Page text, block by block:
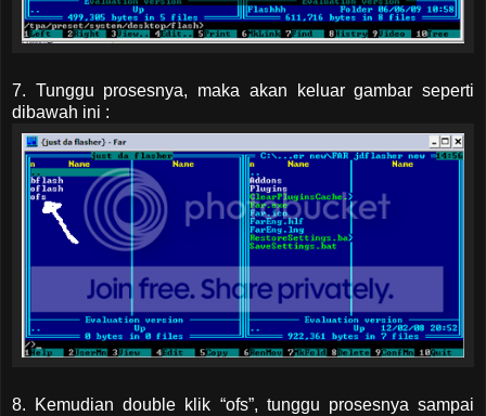
7. Tunggu prosesnya, maka akan keluar gambar seperti
dibawah ini :
8. Kemudian double klik “ofs”, tunggu prosesnya sampai